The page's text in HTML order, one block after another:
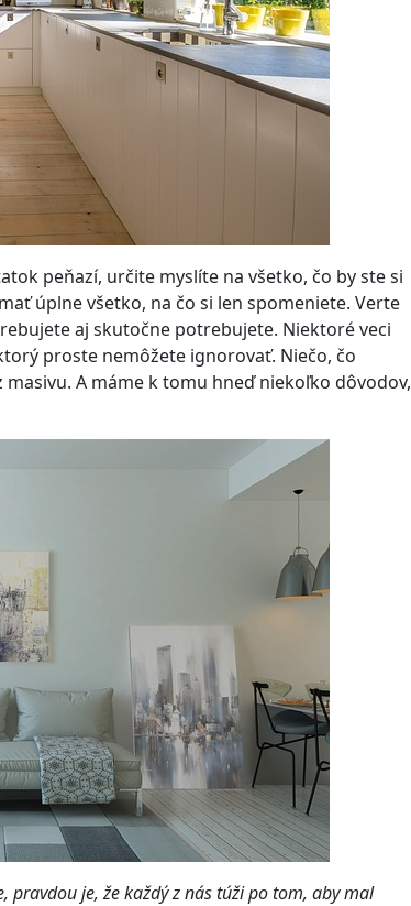
peňazí, určite myslíte na všetko, čo by ste si
úplne všetko, na čo si len spomeniete. Verte
aj skutočne potrebujete. Niektoré veci
proste nemôžete ignorovať. Niečo, čo
masivu. A máme k tomu hneď niekoľko dôvodov,
je, že každý z nás túži po tom, aby mal